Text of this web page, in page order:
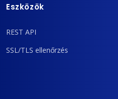
Eszközök
REST API
SSL/TLS ellenőrzés